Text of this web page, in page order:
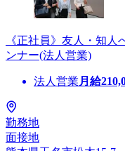
《正社員》友人・知
ンナー(法人営業)
法人営業 月給
勤務地
面接地